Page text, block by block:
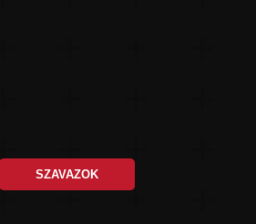
SZAVAZOK